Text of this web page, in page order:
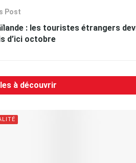
Post
: les touristes étrangers
d’ici octobre
à découvrir